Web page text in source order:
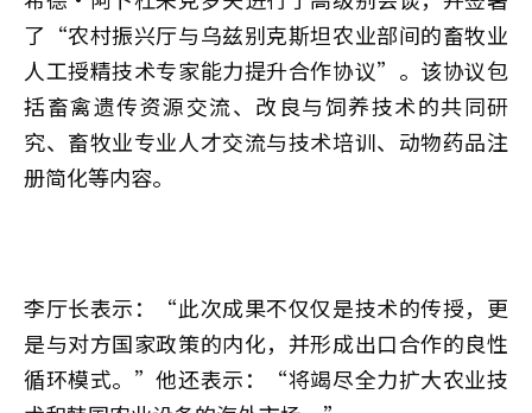
了“农村振兴厅与乌兹别克斯坦农业部间的畜牧业
人工授精技术专家能力提升合作协议”。该协议包
括畜禽遗传资源交流、改良与饲养技术的共同研
究、畜牧业专业人才交流与技术培训、动物药品注
册简化等内容。
李厅长表示：“此次成果不仅仅是技术的传授，更
是与对方国家政策的内化，并形成出口合作的良性
循环模式。”他还表示：“将竭尽全力扩大农业技